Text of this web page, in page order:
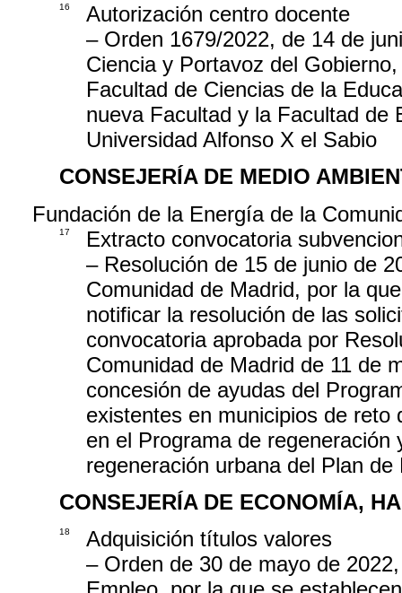
16
Autorización centro docente
– Orden 1679/2022, de 14 de
Ciencia y Portavoz del
Facultad de Ciencias de la
nueva Facultad y la Facultad de
Universidad Alfonso X el Sabio
CONSEJERÍA DE MEDIO
Fundación de la Energía de la
17
Extracto convocatoria
– Resolución de 15 de junio de
Comunidad de Madrid, por la
notificar la resolución de las
convocatoria aprobada por
Comunidad de Madrid de 11 de
concesión de ayudas del
existentes en municipios de
en el Programa de
regeneración urbana del Plan
CONSEJERÍA DE ECONOMÍA,
18
Adquisición títulos valores
– Orden de 30 de mayo de